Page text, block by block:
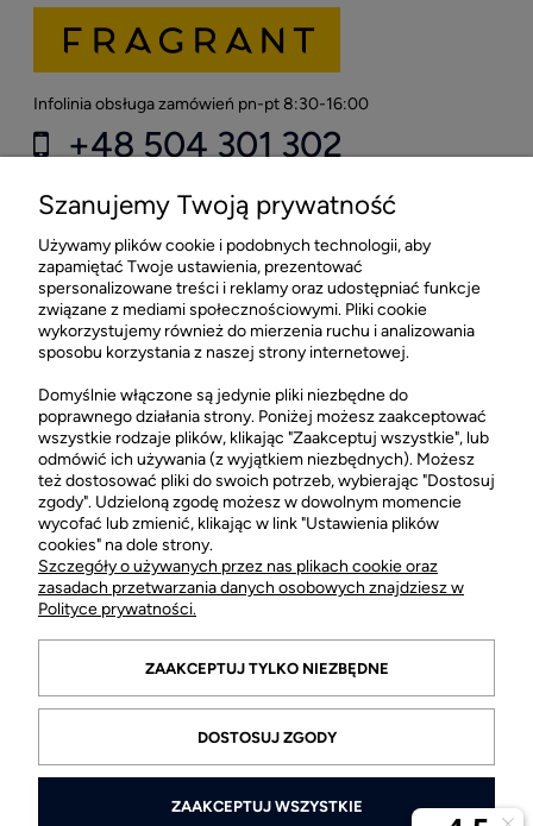
Infolinia obsługa zamówień pn-pt 8:30-16:00
+48 504 301 302
Sklep stacjonarny FRAGRANT
CH Łopuszańska 22 Lokal G03
02-220 Warszawa
Sklep stacjonarny FRAGRANT +48 505 021 505
POMOC
MOJE KONTO
Szanujemy Twoją prywatność
Używamy plików cookie i podobnych technologii, aby
zapamiętać Twoje ustawienia, prezentować
spersonalizowane treści i reklamy oraz udostępniać funkcje
związane z mediami społecznościowymi. Pliki cookie
wykorzystujemy również do mierzenia ruchu i analizowania
sposobu korzystania z naszej strony internetowej.
Domyślnie włączone są jedynie pliki niezbędne do
poprawnego działania strony. Poniżej możesz zaakceptować
wszystkie rodzaje plików, klikając "Zaakceptuj wszystkie", lub
odmówić ich używania (z wyjątkiem niezbędnych). Możesz
też dostosować pliki do swoich potrzeb, wybierając "Dostosuj
zgody". Udzieloną zgodę możesz w dowolnym momencie
wycofać lub zmienić, klikając w link "Ustawienia plików
cookies" na dole strony.
Szczegóły o używanych przez nas plikach cookie oraz
zasadach przetwarzania danych osobowych znajdziesz w
Polityce prywatności.
ZAAKCEPTUJ TYLKO NIEZBĘDNE
DOSTOSUJ ZGODY
ZAAKCEPTUJ WSZYSTKIE